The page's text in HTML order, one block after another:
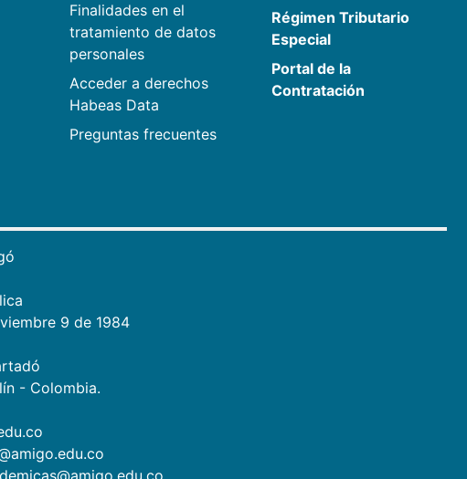
Finalidades en el
tratamiento de datos
personales
Acceder a derechos
Habeas Data
Preguntas frecuentes
Régimen Tributario
Especial
Portal de la
Contratación
9 de 1984
- Colombia.